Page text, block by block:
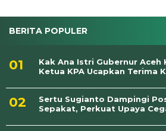
BERITA POPULER
Kak Ana Istri Gubernur Aceh
Ketua KPA Ucapkan Terima
Sertu Sugianto Dampingi
Sepakat, Perkuat Upaya